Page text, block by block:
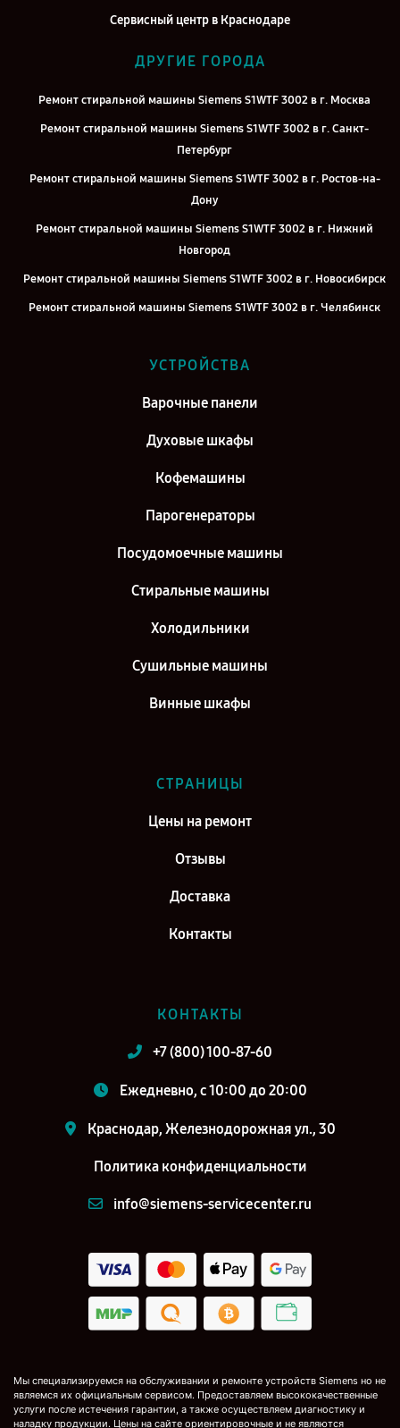
Сервисный центр в Краснодаре
ДРУГИЕ ГОРОДА
Ремонт стиральной машины Siemens S1WTF 3002 в г. Москва
Ремонт стиральной машины Siemens S1WTF 3002 в г. Санкт-
Петербург
Ремонт стиральной машины Siemens S1WTF 3002 в г. Ростов-на-
Дону
Ремонт стиральной машины Siemens S1WTF 3002 в г. Нижний
Новгород
Ремонт стиральной машины Siemens S1WTF 3002 в г. Новосибирск
Ремонт стиральной машины Siemens S1WTF 3002 в г. Челябинск
Екатеринбург
Ремонт стиральной машины Siemens S1WTF 3002 в г. Воронеж
Ремонт стиральной машины Siemens S1WTF 3002 в г. Саратов
Ремонт стиральной машины Siemens S1WTF 3002 в г. Самара
УСТРОЙСТВА
Варочные панели
Духовые шкафы
Кофемашины
Парогенераторы
Посудомоечные машины
Стиральные машины
Холодильники
Сушильные машины
Винные шкафы
СТРАНИЦЫ
Цены на ремонт
Отзывы
Доставка
Контакты
КОНТАКТЫ
+7 (800) 100-87-60
Ежедневно, с 10:00 до 20:00
Краснодар, Железнодорожная ул., 30
Политика конфиденциальности
info@siemens-servicecenter.ru
Мы специализируемся на обслуживании и ремонте устройств Siemens но не
являемся их официальным сервисом. Предоставляем высококачественные
услуги после истечения гарантии, а также осуществляем диагностику и
наладку продукции. Цены на сайте ориентировочные и не являются